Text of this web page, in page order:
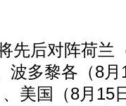
后对阵荷兰
波多黎各（8
美国（8月15